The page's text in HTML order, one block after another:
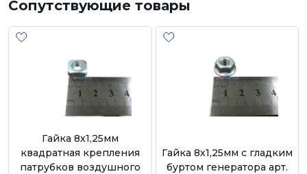
Сопутствующие товары
Гайка 8х1,25мм
квадратная крепления
патрубков воздушного
Гайка 8х1,25мм с гладким
буртом генератора арт.